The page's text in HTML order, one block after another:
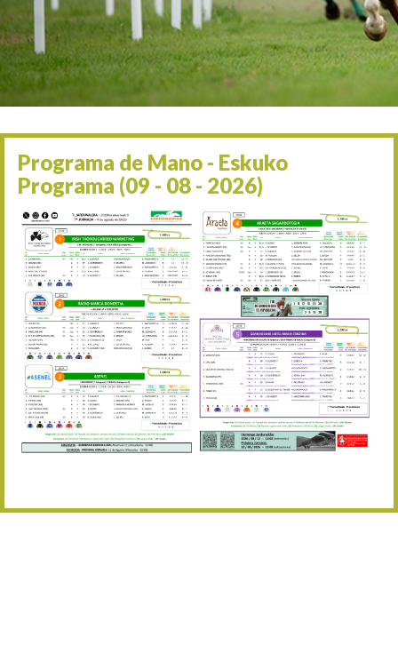
06/09 17:30 Irailaren 6a / 6 de
13/09 17:30 Irailaren 13a / 13 de
30/09 11:30 Irailaren 30a / 30 de
11/06 11:30
05/07 11:30 Uztailaren 5a / 5 de julio
12/07 11:30 Uztailaren 12a / 12 de
19/07 11:30 Uztailaren 19a / 19 de
25/07 11:30 Uztailaren 25a / 25 de
02/08 17:30 Abuztuaren 2a / 2 de
09/08 17:30 Abuztuaren 9a / 9 de
12/08 12:08 Abuztaren 12a / 12 de
15/08 17:05 Abuztuaren 15a / 15 de
30/08 17:30 Abuztuaren 30a / 30 de
Programa de Mano - Eskuko
Programa (09 - 08 - 2026)